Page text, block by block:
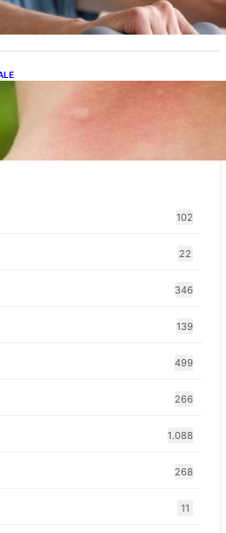
pielii influențează atracția
nouă viziune asupra alegerii
102
22
346
139
499
266
1.088
268
11